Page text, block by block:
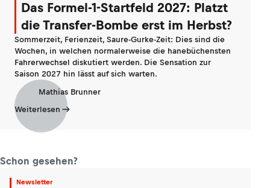
Das Formel-1-Startfeld 2027: Platzt
die Transfer-Bombe erst im Herbst?
Sommerzeit, Ferienzeit, Saure-Gurke-Zeit: Dies sind die
Wochen, in welchen normalerweise die hanebüchensten
Fahrerwechsel diskutiert werden. Die Sensation zur
Saison 2027 hin lässt auf sich warten.
Mathias Brunner
Weiterlesen
Schon gesehen?
Newsletter